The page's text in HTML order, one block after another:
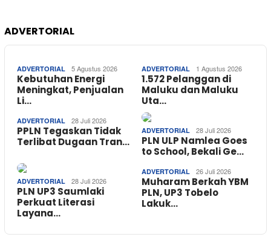
ADVERTORIAL
ADVERTORIAL 5 Agustus 2026
Kebutuhan Energi
Meningkat, Penjualan
Li…
ADVERTORIAL 1 Agustus 2026
1.572 Pelanggan di
Maluku dan Maluku
Uta…
ADVERTORIAL 28 Juli 2026
PPLN Tegaskan Tidak
Terlibat Dugaan Tran…
ADVERTORIAL 28 Juli 2026
PLN ULP Namlea Goes
to School, Bekali Ge…
ADVERTORIAL 28 Juli 2026
PLN UP3 Saumlaki
Perkuat Literasi
Layana…
ADVERTORIAL 26 Juli 2026
Muharam Berkah YBM
PLN, UP3 Tobelo
Lakuk…